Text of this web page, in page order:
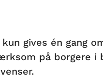
gives én gang
på borgere i